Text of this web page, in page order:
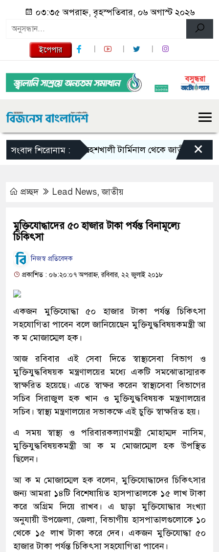
০৩:৩৫ অপরাহ্ন, বৃহস্পতিবার, ০৬ অগাস্ট ২০২৬
ইপেপার
সংবাদ শিরোনাম :মহেশখালী টার্মিনাল থেকে জাতীয় গ্রিডে×
প্রচ্ছদ Lead News,জাতীয়
মুক্তিযোদ্ধাদের ৫০ হাজার টাকা পর্যন্ত বিনামূল্যে
চিকিৎসা
নিজস্ব প্রতিবেদক
প্রকাশিত : ০৬:২০:০৭ অপরাহ্ন, রবিবার, ২২ জুলাই ২০১৮
একজন মুক্তিযোদ্ধা ৫০ হাজার টাকা পর্যন্ত চিকিৎসা
সহযোগিতা পাবেন বলে জানিয়েছেন মুক্তিযুদ্ধবিষয়কমন্ত্রী আ
ক ম মোজাম্মেল হক।
আজ রবিবার এই সেবা দিতে স্বাস্থ্যসেবা বিভাগ ও
মুক্তিযুদ্ধবিষয়ক মন্ত্রণালয়ের মধ্যে একটি সমঝোতাস্মারক
স্বাক্ষরিত হয়েছে। এতে স্বাক্ষর করেন স্বাস্থ্যসেবা বিভাগের
সচিব সিরাজুল হক খান ও মুক্তিযুদ্ধবিষয়ক মন্ত্রণালয়ের
সচিব। স্বাস্থ্য মন্ত্রণালয়ের সভাকক্ষে এই চুক্তি স্বাক্ষরিত হয়।
এ সময় স্বাস্থ্য ও পরিবারকল্যাণমন্ত্রী মোহাম্মদ নাসিম,
মুক্তিযুদ্ধবিষয়কমন্ত্রী আ ক ম মোজাম্মেল হক উপস্থিত
ছিলেন।
আ ক ম মোজাম্মেল হক বলেন, মুক্তিযোদ্ধাদের চিকিৎসার
জন্য আমরা ১৪টি বিশেষায়িত হাসপাতালকে ১৫ লাখ টাকা
করে অগ্রিম দিয়ে রাখব। এ ছাড়া মুক্তিযোদ্ধার সংখ্যা
অনুযায়ী উপজেলা, জেলা, বিভাগীয় হাসপাতালগুলোকে ১০
থেকে ১৫ লাখ টাকা করে দেব। একজন মুক্তিযোদ্ধা ৫০
হাজার টাকা পর্যন্ত চিকিৎসা সহযোগিতা পাবেন।